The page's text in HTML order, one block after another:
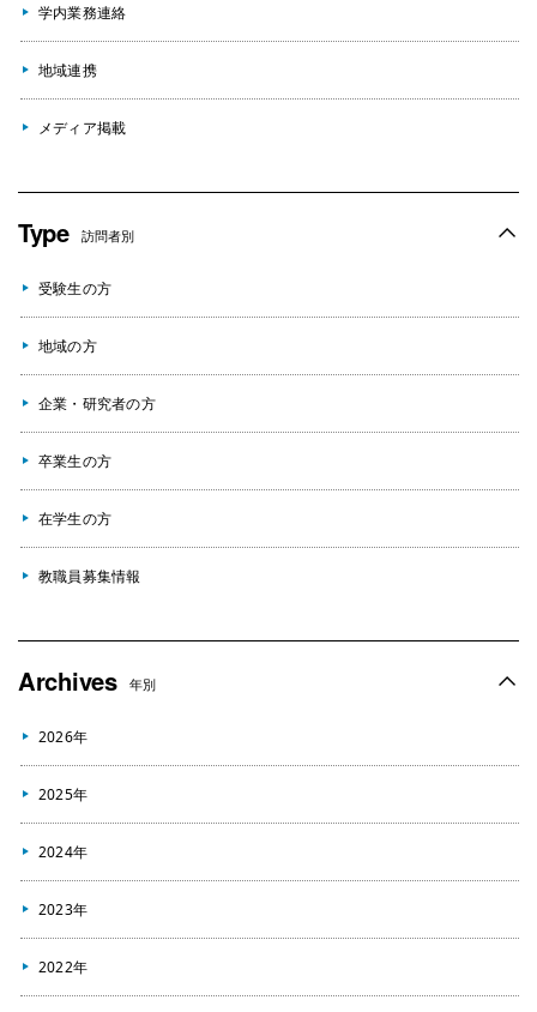
学内業務連絡
地域連携
メディア掲載
Type 訪問者別
受験生の方
地域の方
企業・研究者の方
卒業生の方
在学生の方
教職員募集情報
Archives 年別
2026年
2025年
2024年
2023年
2022年